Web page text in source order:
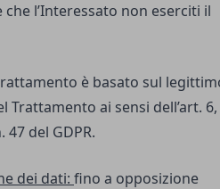
che l’Interessato non eserciti il
è basato sul
Trattamento ai sensi dell’art. 6,
47 del GDPR.
dei dati: fino a opposizione